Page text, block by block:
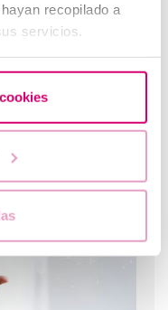
recopilado a
servicios.
règles et la